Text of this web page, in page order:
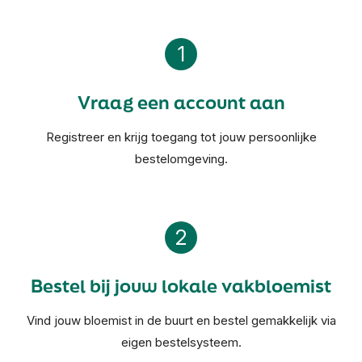
1
Vraag een account aan
Registreer en krijg toegang tot jouw persoonlijke
bestelomgeving.
2
Bestel bij jouw lokale vakbloemist
Vind jouw bloemist in de buurt en bestel gemakkelijk via
eigen bestelsysteem.